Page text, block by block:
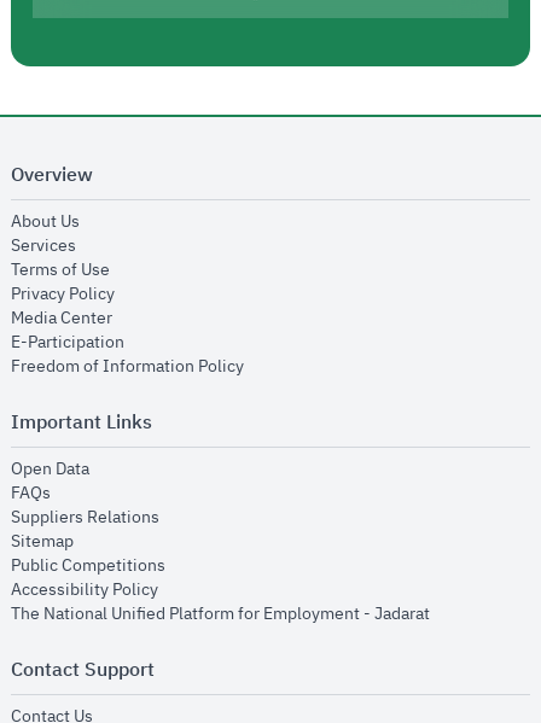
Overview
About Us
Services
Terms of Use
Privacy Policyopens in new window
Media Centeropens in new window
E-Participation
Freedom of Information Policyopens in new window
Important Links
Open Dataopens in new window
FAQs
Suppliers Relations
Sitemapopens in new window
Public Competitions
Accessibility Policyopens in new window
The National Unified Platform for Employment - Jadaratopens in new
Contact Support
Contact Us